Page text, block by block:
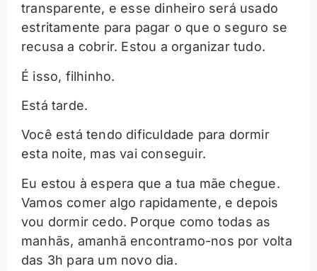
transparente, e esse dinheiro será usado
estritamente para pagar o que o seguro se
recusa a cobrir. Estou a organizar tudo.
É isso, filhinho.
Está tarde.
Você está tendo dificuldade para dormir
esta noite, mas vai conseguir.
Eu estou à espera que a tua mãe chegue.
Vamos comer algo rapidamente, e depois
vou dormir cedo. Porque como todas as
manhãs, amanhã encontramo-nos por volta
das 3h para um novo dia.